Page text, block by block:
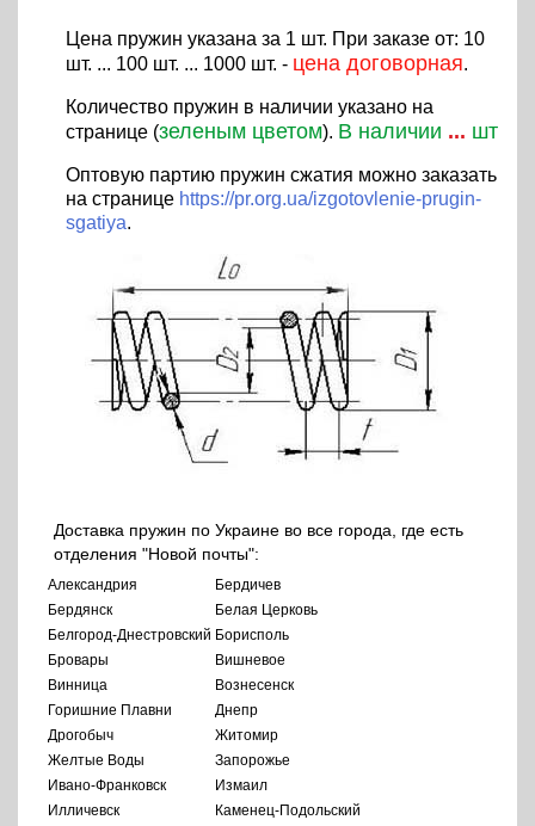
Цена пружин указана за 1 шт. При заказе от: 10
шт. ... 100 шт. ... 1000 шт. - цена договорная.
Количество пружин в наличии указано на
странице (зеленым цветом). В наличии ... шт
Оптовую партию пружин сжатия можно заказать
на странице https://pr.org.ua/izgotovlenie-prugin-
sgatiya.
Доставка пружин по Украине во все города, где есть
отделения "Новой почты":
Александрия
Бердичев
Бердянск
Белая Церковь
Белгород-Днестровский Борисполь
Бровары
Вишневое
Винница
Вознесенск
Горишние Плавни
Днепр
Дрогобыч
Житомир
Желтые Воды
Запорожье
Ивано-Франковск
Измаил
Илличевск
Каменец-Подольский